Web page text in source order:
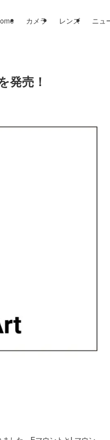
カメラ レンズ ニュ
発売！